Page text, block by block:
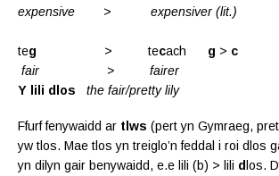
expensive > expensiver (lit.)
teg > tecach g > c
fair > fairer
Y lili dlos
the fair/pretty lily
Ffurf fenywaidd ar tlws (pert yn Gymraeg,
yw tlos. Mae tlos yn treiglo’n feddal i roi dlos
yn dilyn gair benywaidd, e.e lili (b) > lili dlos.